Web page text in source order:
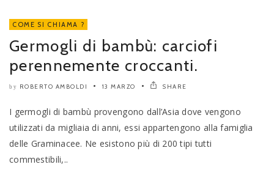
COME SI CHIAMA ?
Germogli di bambù: carciofi
perennemente croccanti.
by ROBERTO AMBOLDI 13 MARZO SHARE
I germogli di bambù provengono dall’Asia dove vengono
utilizzati da migliaia di anni, essi appartengono alla famiglia
delle Graminacee. Ne esistono più di 200 tipi tutti
commestibili,..